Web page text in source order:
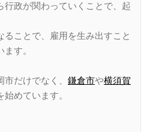
行政が関わっていくことで、起
ることで、雇用を生み出すこと
す。
だけでなく、 鎌倉市や横須賀
めています。